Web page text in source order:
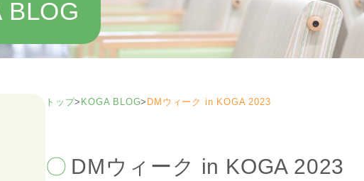
BLOG
トップ> KOGA BLOG> DMウィーク in KOGA 2023
DMウィーク in KOGA 2023